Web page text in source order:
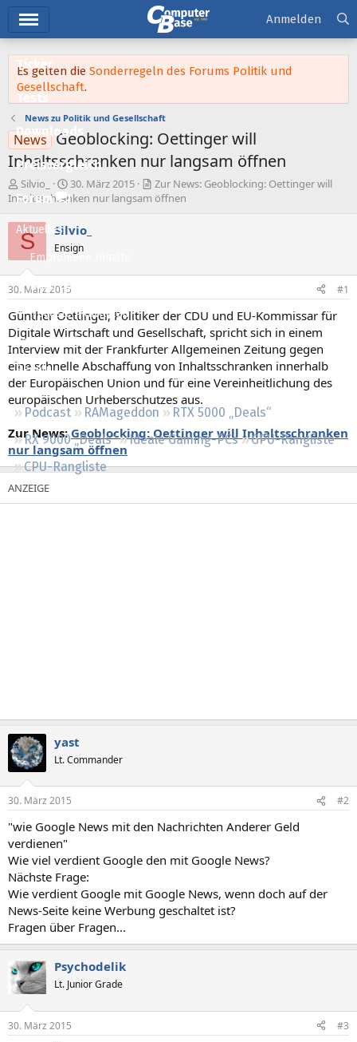
Ticker
Tests
Downloads
Preisvergleich
Forum
Aktuelles
Empfohlene Inhalte
Neue Beiträge
Neueste Aktivitäten
Leserartikel
Regeln
Podcast RAMageddon
RTX 5000 „Deals“
RX 9000 „Deals“
Ideale Gaming-PCs
GPU-Rangliste
CPU-Rangliste
Anmelden
Es gelten die Sonderregeln des Forums Politik und
Gesellschaft.
News zu Politik und Gesellschaft
News Geoblocking: Oettinger will
Inhaltsschranken nur langsam öffnen
E
r
t
e
e
r
Silvio_
E
r
t
e
l
t
a
m
30. März 2015
Zur News: Geoblocking: Oettinger will
Inhaltsschranken nur langsam öffnen
S Silvio_
Ensign
30. März 2015 #1
Günther Oettinger, Politiker der CDU und EU-Kommissar für
Digitale Wirtschaft und Gesellschaft, spricht sich in einem
Interview mit der Frankfurter Allgemeinen Zeitung gegen
eine schnelle Abschaffung von Inhaltsschranken innerhalb
der Europäischen Union und für eine Vereinheitlichung des
europäischen Urheberschutzes aus.
Zur News:Geoblocking: Oettinger will Inhaltsschranken
nur langsam öffnen
yast
Lt. Commander
30. März 2015 #2
"wie Google News mit den Nachrichten Anderer Geld
verdienen"
Wie viel verdient Google den mit Google News?
Nächste Frage:
Wie verdient Google mit Google News, wenn doch auf der
News-Seite keine Werbung geschaltet ist?
Fragen über Fragen...
Psychodelik
Lt. Junior Grade
30. März 2015 #3